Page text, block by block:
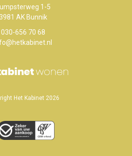
1-5
3981 AK Bunnik
030-656 70 68
Het Kabinet 2026